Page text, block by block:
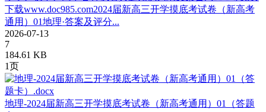
下载www.doc985.com2024届新高三开学摸底考试卷（新高考
通用）01地理·答案及评分...
2026-07-13
7
184.61 KB
1页
地理-2024届新高三开学摸底考试卷（新高考通用）01（答题